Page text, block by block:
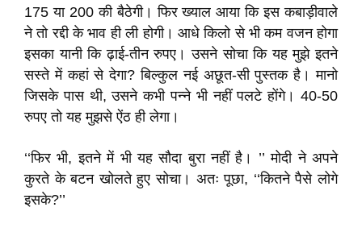
175 या 200 की बैठेगी। फिर ख्याल आया कि इस कबाड़ीवाले
ने तो रद्दी के भाव ही ली होगी। आधे किलो से भी कम वजन होगा
इसका यानी कि ढ़ाई-तीन रुपए। उसने सोचा कि यह मुझे इतने
सस्ते में कहां से देगा? बिल्कुल नई अछूत-सी पुस्तक है। मानो
जिसके पास थी, उसने कभी पन्ने भी नहीं पलटे होंगे। 40-50
रुपए तो यह मुझसे ऐंठ ही लेगा।
‘‘फिर भी, इतने में भी यह सौदा बुरा नहीं है। ’’ मोदी ने अपने
कुरते के बटन खोलते हुए सोचा। अतः पूछा, ‘‘कितने पैसे लोगे
इसके?’’